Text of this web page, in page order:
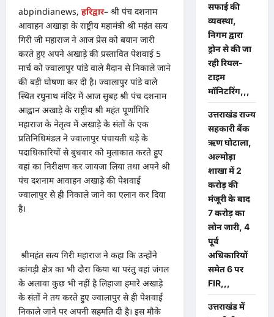
abpindianews, हरिद्वार– श्री पंच दशनाम
आवाहन अखाड़ा के राष्ट्रीय महामंत्री श्री महंत सत्य
गिरी जी महाराज ने आज प्रेस को बयान जारी
करते हुए अपने अखाड़े की प्रस्तावित पेशवाई 5
मार्च को ज्वालापुर पांडे वाले मैदान से निकाले जाने
की बड़ी घोषणा कर दी है। ज्वालापुर पांडे वाले
स्थित रघुनाथ मंदिर में आज सुबह श्री पंच दशनाम
आह्वान अखाड़े के राष्ट्रीय श्री महंत पूर्णागिरि
महाराज के नेतृत्व में अखाड़े के संतों के एक
प्रतिनिधिमंडल ने ज्वालापुर पंचायती धड़े के
पदाधिकारियों से बुधवार को मुलाकात करते हुए
वहां का निरीक्षण कर जायजा लिया तथा अपने श्री
पंच दशनाम आवाहन अखाड़े की पेशवाई
ज्वालापुर से ही निकाले जाने का एलान कर दिया
है।
श्रीमहंत सत्य गिरी महाराज ने कहा कि उन्होंने
कांगड़ी क्षेत्र का भी दौरा किया था परंतु वहां जंगल
के अलावा कुछ भी नहीं है लिहाजा हमारे अखाड़े
के संतों ने तय करते हुए ज्वालापुर से ही पेशवाई
निकाले जाने पर अपनी सहमति दी है। इस मौके
सफाई की
व्यवस्था,
निगम द्वारा
ड्रोन से की जा
रही रियल-
टाइम
मॉनिटरिंग,,,
उत्तराखंड राज्य
सहकारी बैंक
ऋण घोटाला,
अल्मोड़ा
शाखा में 2
करोड़ की
मंजूरी के बाद
7 करोड़ का
लोन जारी, 4
पूर्व
अधिकारियों
समेत 6 पर
FIR,,,
उत्तराखंड में